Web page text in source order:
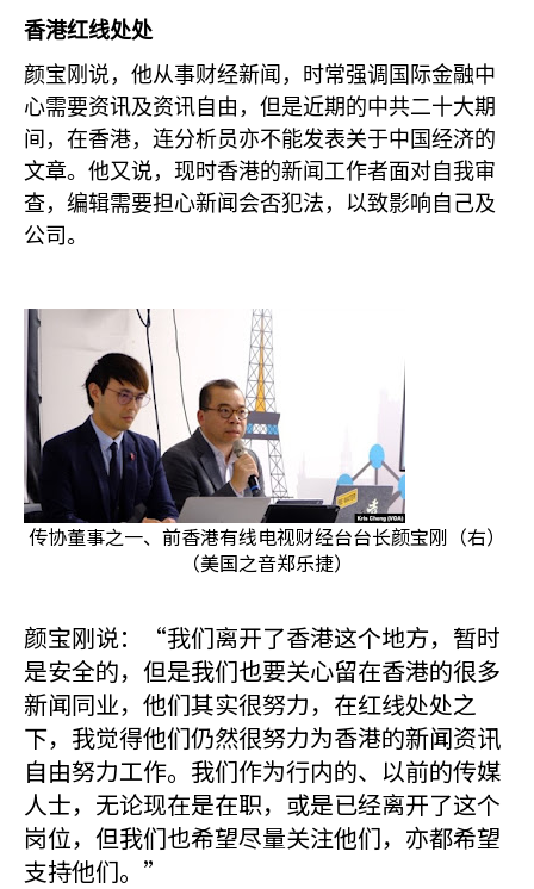
香港红线处处
颜宝刚说，他从事财经新闻，时常强调国际金融中
心需要资讯及资讯自由，但是近期的中共二十大期
间，在香港，连分析员亦不能发表关于中国经济的
文章。他又说，现时香港的新闻工作者面对自我审
查，编辑需要担心新闻会否犯法，以致影响自己及
公司。
传协董事之一、前香港有线电视财经台台长颜宝刚（右）
（美国之音郑乐捷）
颜宝刚说：“我们离开了香港这个地方，暂时
是安全的，但是我们也要关心留在香港的很多
新闻同业，他们其实很努力，在红线处处之
下，我觉得他们仍然很努力为香港的新闻资讯
自由努力工作。我们作为行内的、以前的传媒
人士，无论现在是在职，或是已经离开了这个
岗位，但我们也希望尽量关注他们，亦都希望
支持他们。”